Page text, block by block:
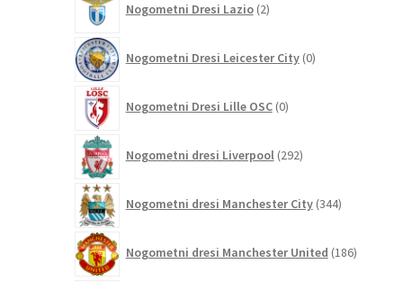
Nogometni Dresi Lazio 2izdelka
Nogometni Dresi Leicester City 0izdelkov
Nogometni Dresi Lille OSC 0izdelkov
Nogometni dresi Liverpool 292izdelkov
Nogometni dresi Manchester City 344izdelkov
Nogometni dresi Manchester United 186izdelkov